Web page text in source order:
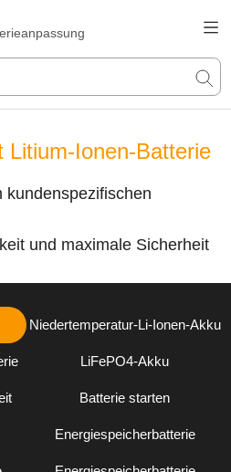
Litium-Ionen-Batterie
kundenspezifischen
und maximale Sicherheit
Niedertemperatur-Li-Ionen-Akku
LiFePO4-Akku
Batterie starten
Energiespeicherbatterie